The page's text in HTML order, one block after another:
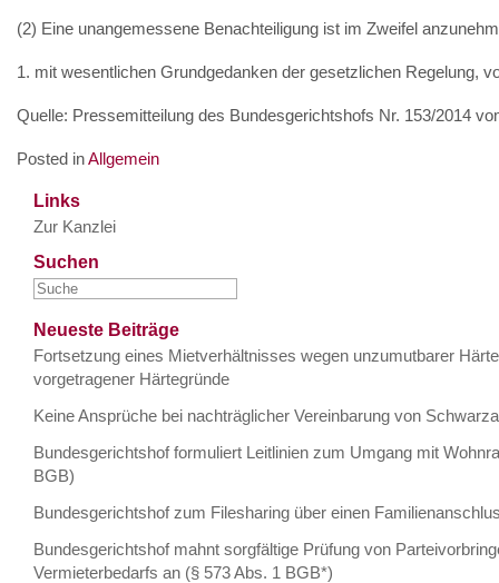
(2) Eine unangemessene Benachteiligung ist im Zweifel
1. mit wesentlichen Grundgedanken der gesetzlichen Regelung,
Quelle: Pressemitteilung des Bundesgerichtshofs Nr. 153/2014
Posted inAllgemein
Links
Zur Kanzlei
Suchen
Neueste Beiträge
Fortsetzung eines Mietverhältnisses wegen unzumutbarer
vorgetragener Härtegründe
Keine Ansprüche bei nachträglicher Vereinbarung von
Bundesgerichtshof formuliert Leitlinien zum Umgang mit
BGB)
Bundesgerichtshof zum Filesharing über einen
Bundesgerichtshof mahnt sorgfältige Prüfung von
Vermieterbedarfs an (§ 573 Abs. 1 BGB*)